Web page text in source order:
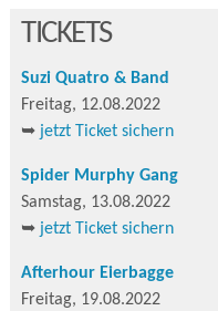
TICKETS
Suzi Quatro & Band
Freitag, 12.08.2022
➥ jetzt Ticket sichern
Spider Murphy Gang
Samstag, 13.08.2022
➥ jetzt Ticket sichern
Afterhour Eierbagge
Freitag, 19.08.2022